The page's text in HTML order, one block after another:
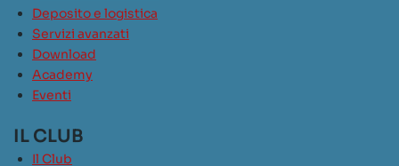
Deposito e logistica
Servizi avanzati
Download
Academy
Eventi
IL CLUB
Il Club